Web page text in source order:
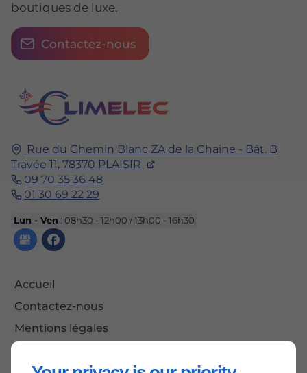
Rue du Chemin Blanc ZA de la Chaine - Bât. B
Travée 11, 78370 PLAISIR
09 70 35 36 48
01 30 69 22 29
Lun - Ven : 08h30 - 12h00 / 13h00 - 16h30
Accueil
Contactez-nous
Mentions légales
boutiques de luxe.
Contactez-nous